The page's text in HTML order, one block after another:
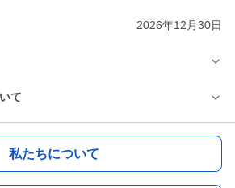
2026年12月30日
て
私たちについて